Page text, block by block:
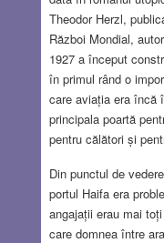
Theodor Herzl,
Război Mondial,
1927 a început
în primul rând o
care aviația era încă
principala poartă
pentru călători și
Din punctul de
portul Haifa era
angajații erau mai
care domnea între